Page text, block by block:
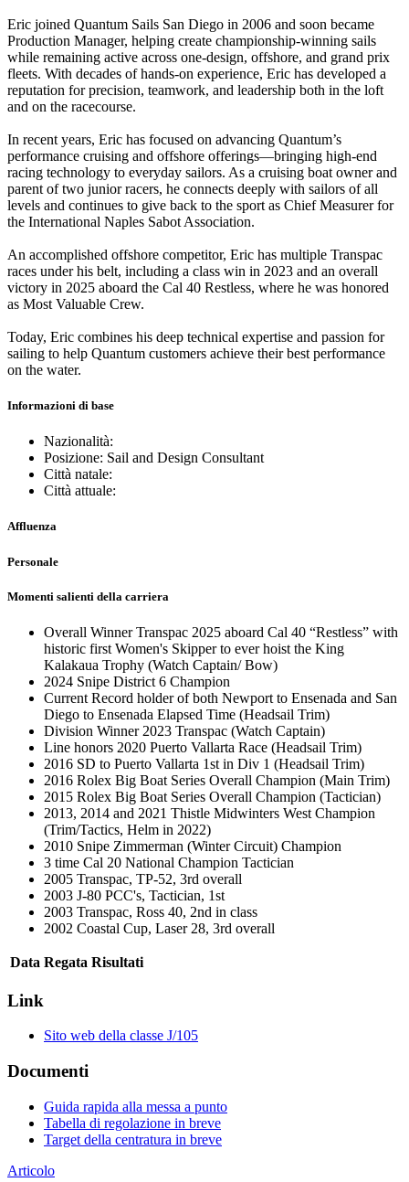
Eric joined Quantum Sails San Diego in 2006 and soon became
Production Manager, helping create championship-winning sails
while remaining active across one-design, offshore, and grand prix
fleets. With decades of hands-on experience, Eric has developed a
reputation for precision, teamwork, and leadership both in the loft
and on the racecourse.
In recent years, Eric has focused on advancing Quantum’s
performance cruising and offshore offerings—bringing high-end
racing technology to everyday sailors. As a cruising boat owner and
parent of two junior racers, he connects deeply with sailors of all
levels and continues to give back to the sport as Chief Measurer for
the International Naples Sabot Association.
An accomplished offshore competitor, Eric has multiple Transpac
races under his belt, including a class win in 2023 and an overall
victory in 2025 aboard the Cal 40 Restless, where he was honored
as Most Valuable Crew.
Today, Eric combines his deep technical expertise and passion for
sailing to help Quantum customers achieve their best performance
on the water.
Informazioni di base
Nazionalità:
Posizione: Sail and Design Consultant
Città natale:
Città attuale:
Affluenza
Personale
Momenti salienti della carriera
Overall Winner Transpac 2025 aboard Cal 40 “Restless” with
historic first Women's Skipper to ever hoist the King
Kalakaua Trophy (Watch Captain/ Bow)
2024 Snipe District 6 Champion
Current Record holder of both Newport to Ensenada and San
Diego to Ensenada Elapsed Time (Headsail Trim)
Division Winner 2023 Transpac (Watch Captain)
Line honors 2020 Puerto Vallarta Race (Headsail Trim)
2016 SD to Puerto Vallarta 1st in Div 1 (Headsail Trim)
2016 Rolex Big Boat Series Overall Champion (Main Trim)
2015 Rolex Big Boat Series Overall Champion (Tactician)
2013, 2014 and 2021 Thistle Midwinters West Champion
(Trim/Tactics, Helm in 2022)
2010 Snipe Zimmerman (Winter Circuit) Champion
3 time Cal 20 National Champion Tactician
2005 Transpac, TP-52, 3rd overall
2003 J-80 PCC's, Tactician, 1st
2003 Transpac, Ross 40, 2nd in class
2002 Coastal Cup, Laser 28, 3rd overall
Data Regata Risultati
Link
Sito web della classe J/105
Documenti
Guida rapida alla messa a punto
Tabella di regolazione in breve
Target della centratura in breve
Articolo